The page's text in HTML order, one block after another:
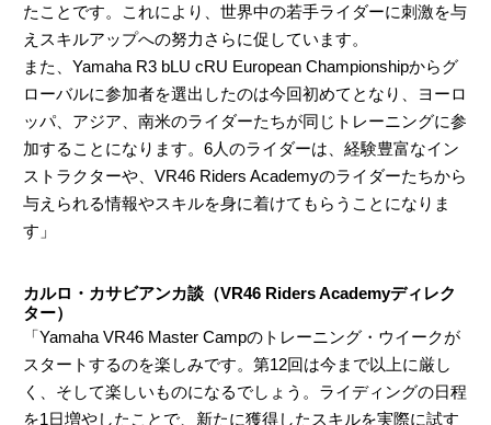
たことです。これにより、世界中の若手ライダーに刺激を与
えスキルアップへの努力さらに促しています。
また、Yamaha R3 bLU cRU European Championshipからグ
ローバルに参加者を選出したのは今回初めてとなり、ヨーロ
ッパ、アジア、南米のライダーたちが同じトレーニングに参
加することになります。6人のライダーは、経験豊富なイン
ストラクターや、VR46 Riders Academyのライダーたちから
与えられる情報やスキルを身に着けてもらうことになりま
す」
カルロ・カサビアンカ談（VR46 Riders Academyディレク
ター）
「Yamaha VR46 Master Campのトレーニング・ウイークが
スタートするのを楽しみです。第12回は今まで以上に厳し
く、そして楽しいものになるでしょう。ライディングの日程
を1日増やしたことで、新たに獲得したスキルを実際に試す